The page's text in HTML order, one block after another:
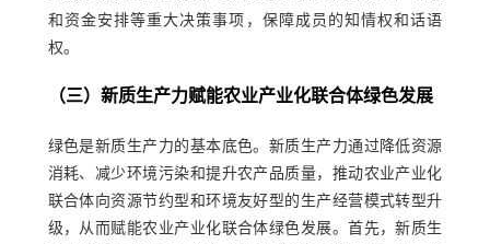
和资金安排等重大决策事项，保障成员的知情权和话语
权。
（三）新质生产力赋能农业产业化联合体绿色发展
绿色是新质生产力的基本底色。新质生产力通过降低资源
消耗、减少环境污染和提升农产品质量，推动农业产业化
联合体向资源节约型和环境友好型的生产经营模式转型升
级，从而赋能农业产业化联合体绿色发展。首先，新质生